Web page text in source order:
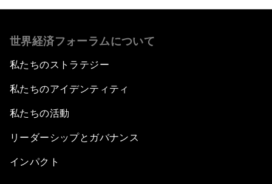
世界経済フォーラムについて
私たちのストラテジー
私たちのアイデンティティ
私たちの活動
リーダーシップとガバナンス
インパクト